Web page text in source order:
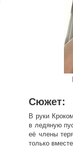
Сюжет:
В руки
в ледяную
её члены
только